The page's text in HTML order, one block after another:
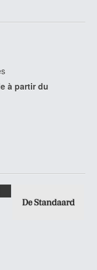
ten-Noode /
à partir du